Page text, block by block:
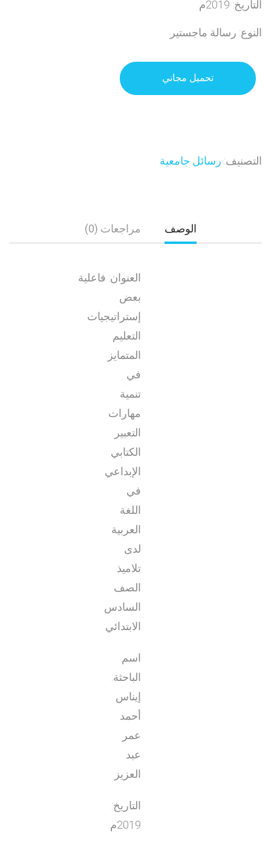
التاريخ: 2019م
النوع: رسالة ماجستير
تحميل مجاني
التصنيف: رسائل جامعية
الوصف مراجعات (0)
العنوان: فاعلية
بعض
إستراتيجيات
التعليم
المتمايز
في
تنمية
مهارات
التعبير
الكتابي
الإبداعي
في
اللغة
العربية
لدى
تلاميذ
الصف
السادس
الابتدائي
اسم
الباحثة:
إيناس
أحمد
عمر
عبد
العزيز
التاريخ:
2019م